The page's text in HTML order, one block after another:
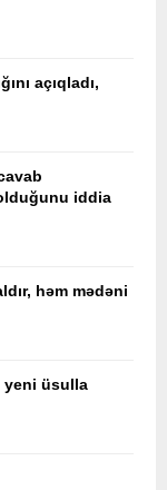
açıqladı,
iddia
həm mədəni
yeni üsulla